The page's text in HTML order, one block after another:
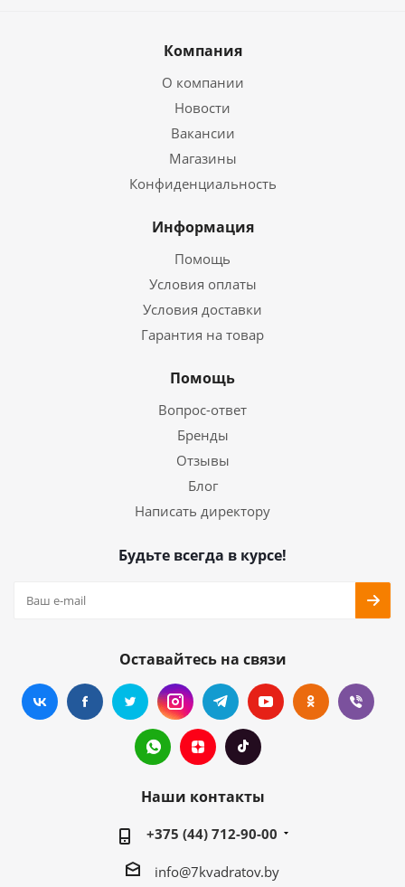
Компания
О компании
Новости
Вакансии
Магазины
Конфиденциальность
Информация
Помощь
Условия оплаты
Условия доставки
Гарантия на товар
Помощь
Вопрос-ответ
Бренды
Отзывы
Блог
Написать директору
Будьте всегда в курсе!
Оставайтесь на связи
Наши контакты
+375 (44) 712-90-00
info@7kvadratov.by